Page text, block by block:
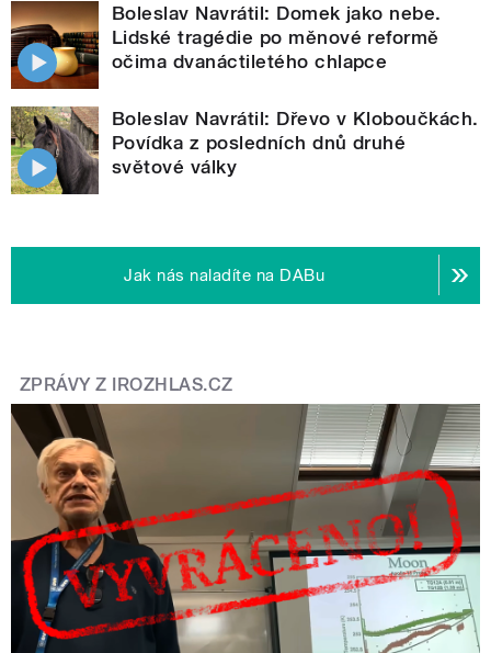
Boleslav Navrátil: Domek jako nebe.
Lidské tragédie po měnové reformě
očima dvanáctiletého chlapce
Boleslav Navrátil: Dřevo v Kloboučkách.
Povídka z posledních dnů druhé
světové války
Jak nás naladíte na DABu
ZPRÁVY Z IROZHLAS.CZ